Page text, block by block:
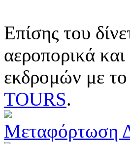
Επίσης του
αεροπορικά
εκδρομών με
TOURS.
Μεταφόρτωση